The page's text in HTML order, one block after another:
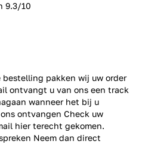
9.3/10
pakken wij uw order
ontvangt u van ons een track
wanneer het bij u
ontvangen Check uw
hier terecht gekomen.
Neem dan direct